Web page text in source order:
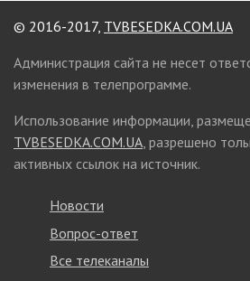
© 2016-2017, TVBESEDKA.COM.UA
Администрация сайта не несет
изменения в телепрограмме.
Использование информации,
TVBESEDKA.COM.UA, разрешено
активных ссылок на источник.
Новости
Вопрос-ответ
Все телеканалы